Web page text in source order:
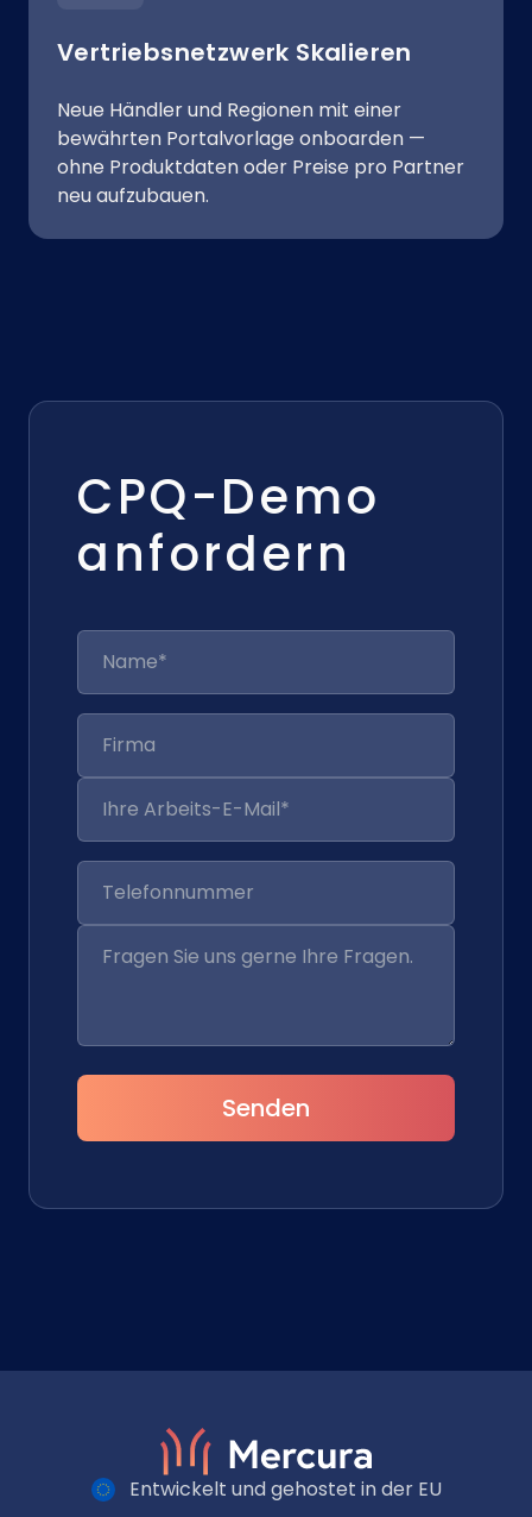
Vertriebsnetzwerk Skalieren
Neue Händler und Regionen mit einer
bewährten Portalvorlage onboarden —
ohne Produktdaten oder Preise pro Partner
neu aufzubauen.
CPQ-Demo
anfordern
Senden
Entwickelt und gehostet in der EU